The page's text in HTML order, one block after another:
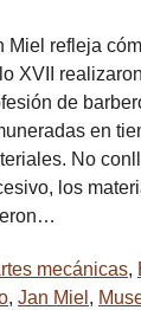
Miel refleja
XVII
de
en
No
los
mecánicas,
, Jan Miel ,